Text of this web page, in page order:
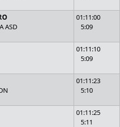
ASD
01:11:00
5:09
01:11:10
5:09
01:11:23
5:10
01:11:25
5:11